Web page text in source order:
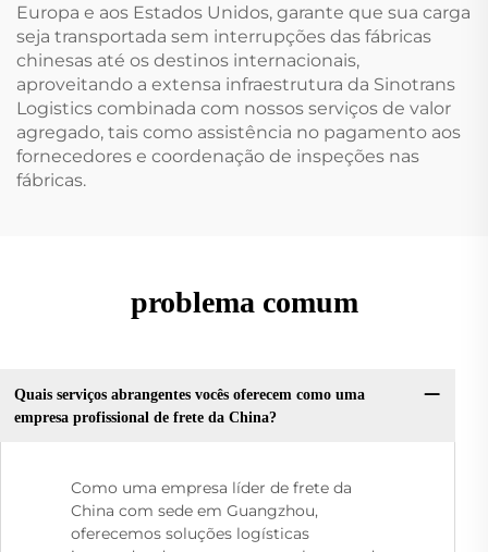
Europa e aos Estados Unidos, garante que sua carga
seja transportada sem interrupções das fábricas
chinesas até os destinos internacionais,
aproveitando a extensa infraestrutura da Sinotrans
Logistics combinada com nossos serviços de valor
agregado, tais como assistência no pagamento aos
fornecedores e coordenação de inspeções nas
fábricas.
problema comum
Quais serviços abrangentes vocês oferecem como uma
empresa profissional de frete da China?
Como uma empresa líder de frete da
China com sede em Guangzhou,
oferecemos soluções logísticas